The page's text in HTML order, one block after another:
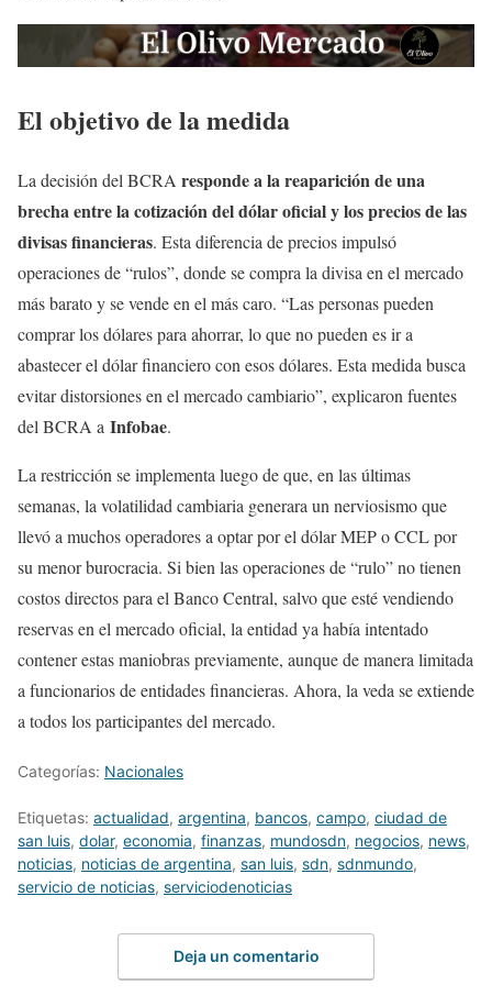
El objetivo de la medida
La decisión del BCRA responde a la reaparición de una
brecha entre la cotización del dólar oficial y los precios de las
divisas financieras. Esta diferencia de precios impulsó
operaciones de “rulos”, donde se compra la divisa en el mercado
más barato y se vende en el más caro. “Las personas pueden
comprar los dólares para ahorrar, lo que no pueden es ir a
abastecer el dólar financiero con esos dólares. Esta medida busca
evitar distorsiones en el mercado cambiario”, explicaron fuentes
del BCRA a Infobae.
La restricción se implementa luego de que, en las últimas
semanas, la volatilidad cambiaria generara un nerviosismo que
llevó a muchos operadores a optar por el dólar MEP o CCL por
su menor burocracia. Si bien las operaciones de “rulo” no tienen
costos directos para el Banco Central, salvo que esté vendiendo
reservas en el mercado oficial, la entidad ya había intentado
contener estas maniobras previamente, aunque de manera limitada
a funcionarios de entidades financieras. Ahora, la veda se extiende
a todos los participantes del mercado.
Categorías: Nacionales
Etiquetas: actualidad, argentina, bancos, campo, ciudad de
san luis, dolar, economia, finanzas, mundosdn, negocios, news,
noticias, noticias de argentina, san luis, sdn, sdnmundo,
servicio de noticias, serviciodenoticias
Deja un comentario